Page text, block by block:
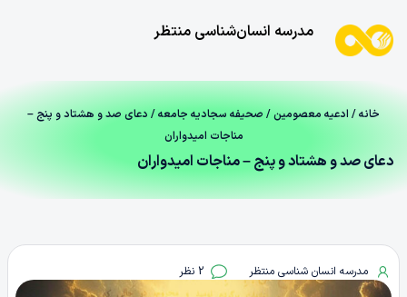
مدرسه انسان‌شناسی منتظر
خانه/ ادعیه معصومین/ صحیفه سجادیه جامعه/ دعای صد و هشتاد و پنج –
مناجات امیدواران
دعای صد و هشتاد و پنج – مناجات امیدواران
مدرسه انسان شناسی منتظر 2 نظر